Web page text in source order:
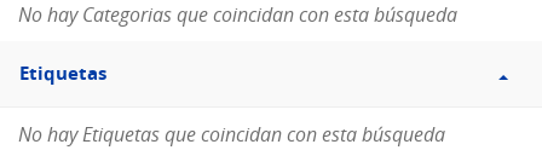
No hay Categorias que coincidan con esta búsqueda
Filtro
Etiquetas
Etiquetas
No hay Etiquetas que coincidan con esta búsqueda